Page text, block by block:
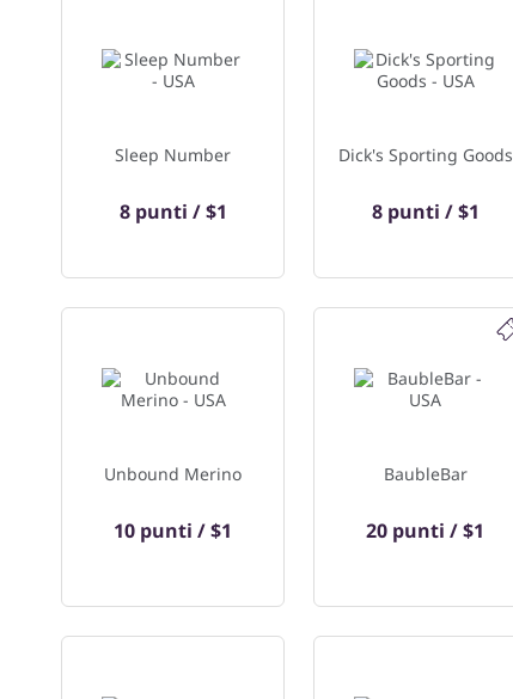
Sleep Number
8 punti / $1
Dick's Sporting Goods
8 punti / $1
Unbound Merino
10 punti / $1
BaubleBar
20 punti / $1